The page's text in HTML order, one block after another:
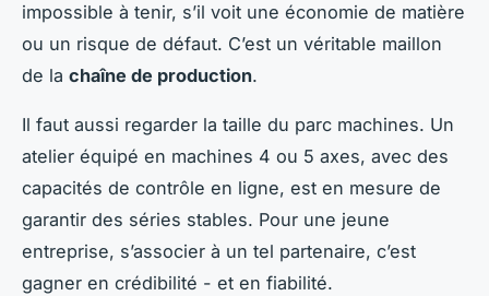
impossible à tenir, s’il voit une économie de matière
ou un risque de défaut. C’est un véritable maillon
de la chaîne de production.
Il faut aussi regarder la taille du parc machines. Un
atelier équipé en machines 4 ou 5 axes, avec des
capacités de contrôle en ligne, est en mesure de
garantir des séries stables. Pour une jeune
entreprise, s’associer à un tel partenaire, c’est
gagner en crédibilité - et en fiabilité.